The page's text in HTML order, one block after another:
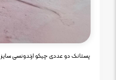
پستانک دو عددی چیکو ارتدونسی سایز 6 تا 16 ماه شب تاب